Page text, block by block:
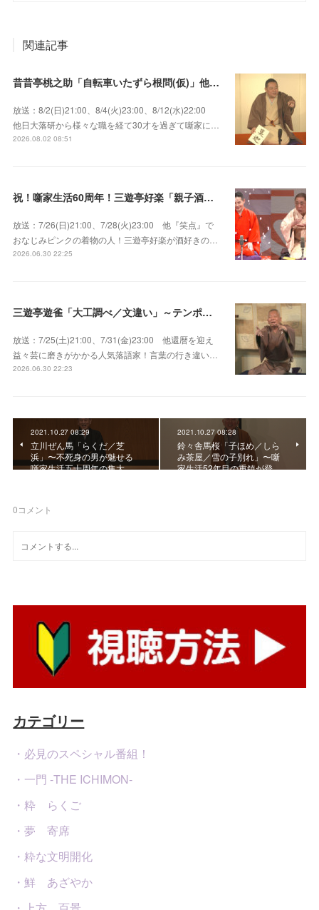
関連記事
昔昔亭桃之助「自転車いたずら根問(仮)」他～師匠・桃太郎のいない初めての桜の季節の独演会！
放送：8/2(日)21:00、8/4(火)23:00、8/12(水)22:00
他日大落研から様々な職を経て30才を過ぎて噺家に…
2026.08.02 08:51
祝！噺家生活60周年！三遊亭好楽「親子酒」錦笑亭満堂「桜ん坊」～満堂フェス2026
放送：7/26(日)21:00、7/28(火)23:00 他『笑点』で
おなじみピンクの着物の人！三遊亭好楽が酒好きの…
2026.06.30 22:25
三遊亭遊雀「大工調べ／文違い」～テンポよくたたみかける語り口で人気・実力とも屈指！
放送：7/25(土)21:00、7/31(金)23:00 他還暦を迎え
益々芸に磨きがかかる人気落語家！言葉の行き違い…
2026.06.30 22:23
2021.10.27 08:29
立川ぜん馬「らくだ／芝
浜」〜不死身の男が魅せる
噺家生活五十周年の集大…
2021.10.27 08:28
鈴々舎馬桜「子ほめ／しら
み茶屋／雪の子別れ」〜噺
家生活52年目の重鎮が登…
0コメント
カテゴリー
・必見のスペシャル番組！
・一門 -THE ICHIMON-
・粋 らくご
・夢 寄席
・粋な文明開化
・鮮 あざやか